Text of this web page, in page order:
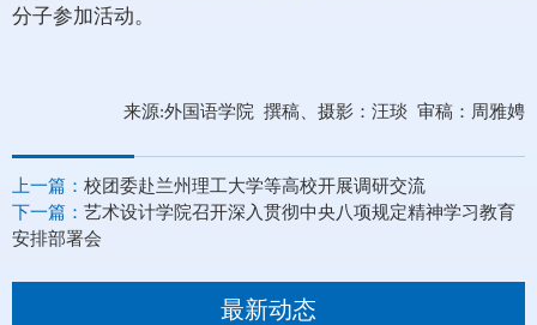
分子参加活动。
来源:外国语学院 撰稿、摄影：汪琰 审稿：周雅娉
上一篇： 校团委赴兰州理工大学等高校开展调研交流
下一篇： 艺术设计学院召开深入贯彻中央八项规定精神学习教育
安排部署会
最新动态